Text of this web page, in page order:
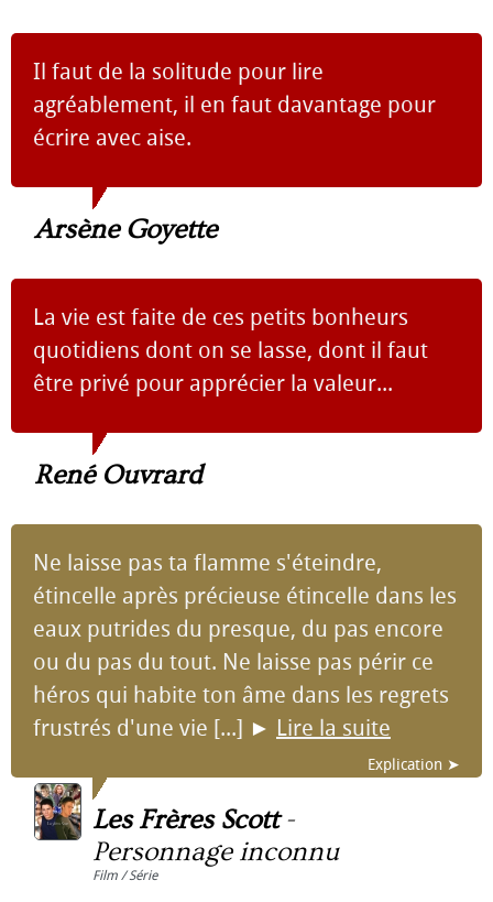
Il faut de la solitude pour lire
agréablement, il en faut davantage pour
écrire avec aise.
Arsène Goyette
La vie est faite de ces petits bonheurs
quotidiens dont on se lasse, dont il faut
être privé pour apprécier la valeur...
René Ouvrard
Ne laisse pas ta flamme s'éteindre,
étincelle après précieuse étincelle dans les
eaux putrides du presque, du pas encore
ou du pas du tout. Ne laisse pas périr ce
héros qui habite ton âme dans les regrets
frustrés d'une vie [...] ► Lire la suite
Explication ➤
Les Frères Scott-
Personnage inconnu
Film / Série